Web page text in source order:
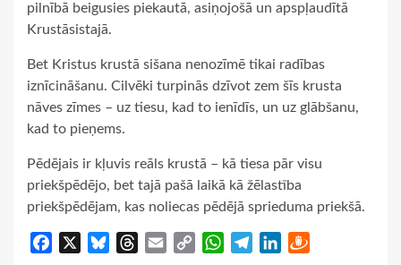
pilnībā beigusies piekautā, asiņojošā un apspļaudītā
Krustāsistajā.
Bet Kristus krustā sišana nenozīmē tikai radības
iznīcināšanu. Cilvēki turpinās dzīvot zem šīs krusta
nāves zīmes – uz tiesu, kad to ienīdīs, un uz glābšanu,
kad to pieņems.
Pēdējais ir kļuvis reāls krustā – kā tiesa pār visu
priekšpēdējo, bet tajā pašā laikā kā žēlastība
priekšpēdējam, kas noliecas pēdējā sprieduma priekšā.
Facebook BlueskyThreads
Email
Copy
WhatsApp
TelegramLinkedIn